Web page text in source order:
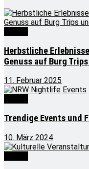
Herbstliche
Genuss auf Burg
11. Februar 2025
Trendige Events und
10. März 2024